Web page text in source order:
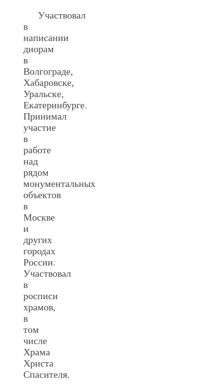
Участвовал
в
написании
диорам
в
Волгограде,
Хабаровске,
Уральске,
Екатеринбурге.
Принимал
участие
в
работе
над
рядом
монументальных
объектов
в
Москве
и
других
городах
России.
Участвовал
в
росписи
храмов,
в
том
числе
Храма
Христа
Спасителя.